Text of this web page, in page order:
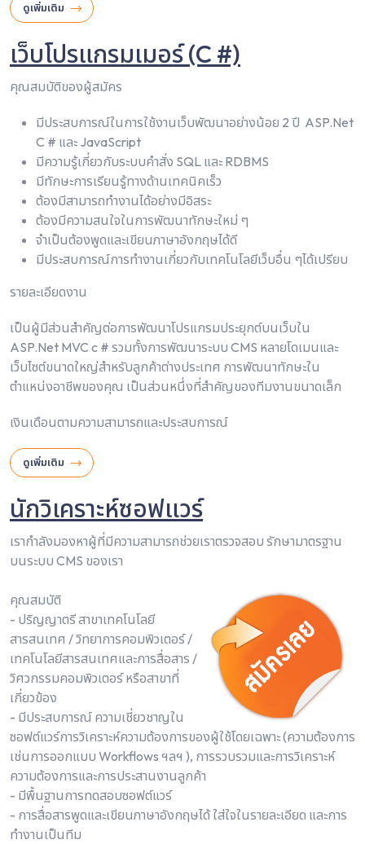
ดูเพิ่มเติม
เว็บโปรแกรมเมอร์ (C #)
คุณสมบัติของผู้สมัคร
มีประสบการณ์ในการใช้งานเว็บพัฒนาอย่างน้อย 2 ปี ASP.Net
C # และ JavaScript
มีความรู้เกี่ยวกับระบบคำสั่ง SQL และ RDBMS
มีทักษะการเรียนรู้ทางด้านเทคนิคเร็ว
ต้องมีสามารถทำงานได้อย่างมีอิสระ
ต้องมีความสนใจในการพัฒนาทักษะใหม่ ๆ
จำเป็นต้องพูดและเขียนภาษาอังกฤษได้ดี
มีประสบการณ์การทำงานเกี่ยวกับเทคโนโลยีเว็บอื่น ๆได้เปรียบ
รายละเอียดงาน
เป็นผู้มีส่วนสำคัญต่อการพัฒนาโปรแกรมประยุกต์บนเว็บใน
ASP.Net MVC c # รวมทั้งการพัฒนาระบบ CMS หลายโดเมนและ
เว็บไซต์ขนาดใหญ่สำหรับลูกค้าต่างประเทศ การพัฒนาทักษะใน
ตำแหน่งอาชีพของคุณ เป็นส่วนหนึ่งที่สำคัญของทีมงานขนาดเล็ก
เงินเดือนตามความสามารถและประสบการณ์
ดูเพิ่มเติม
นักวิเคราะห์ซอฟแวร์
เรากำลังมองหาผู้ที่มีความสามารถช่วยเราตรวจสอบ รักษามาตรฐาน
บนระบบ CMS ของเรา
คุณสมบัติ
- ปริญญาตรี สาขาเทคโนโลยี
สารสนเทศ / วิทยาการคอมพิวเตอร์ /
เทคโนโลยีสารสนเทศและการสื่อสาร /
วิศวกรรมคอมพิวเตอร์ หรือสาขาที่
เกี่ยวข้อง
- มีประสบการณ์ ความเชี่ยวชาญใน
ซอฟต์แวร์การวิเคราะห์ความต้องการของผู้ใช้โดยเฉพาะ (ความต้องการ
เช่นการออกแบบ Workflows ฯลฯ ), การรวบรวมและการวิเคราะห์
ความต้องการและการประสานงานลูกค้า
- มีพื้นฐานการทดสอบซอฟต์แวร์
- การสื่อสารพูดและเขียนภาษาอังกฤษได้ ใส่ใจในรายละเอียด และการ
ทำงานเป็นทีม